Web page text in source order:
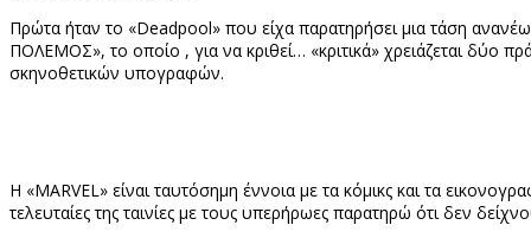
Πρώτα ήταν το «Deadpool» που είχα παρατηρήσει μια τάση
ΠΟΛΕΜΟΣ», το οποίο , για να κριθεί… «κριτικά» χρειάζεται δύο
σκηνοθετικών υπογραφών.
Η «ΜARVEL» είναι ταυτόσημη έννοια με τα κόμικς και τα
τελευταίες της ταινίες με τους υπερήρωες παρατηρώ ότι δεν